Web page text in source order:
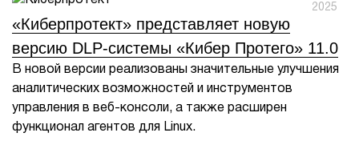
2025
«Киберпротект» представляет новую
версию DLP-системы «Кибер Протего» 11.0
В новой версии реализованы значительные улучшения
аналитических возможностей и инструментов
управления в веб-консоли, а также расширен
функционал агентов для Linux.